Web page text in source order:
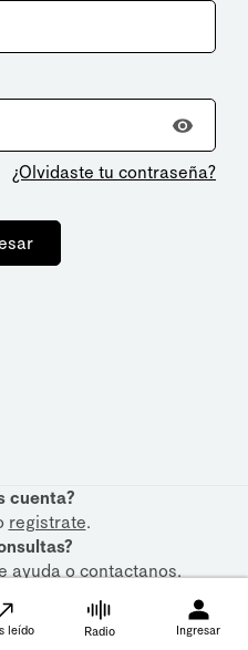
¿Olvidaste tu contraseña?
cuenta?
registrate.
ayudaocontactanos.
leído Radio Ingresar